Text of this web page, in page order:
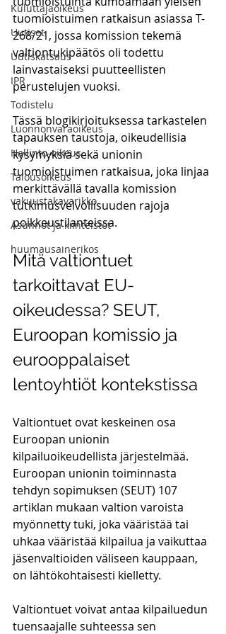
Kuluttajaoikeus
Uutiset
Uutiskatsaus
IPR
Todistelu
Luonnonvaraoikeus
Hallinto-oikeus
Talousoikeus
vakuustakavarikko
Asunnot ja kiinteistöt
huumausainerikos
tuomioistuimen ratkaisun asiassa T-
268/21, jossa komission tekemä
valtiontukipäätös oli todettu
lainvastaiseksi puutteellisten
perustelujen vuoksi.
Tässä blogikirjoituksessa tarkastelen
tapauksen taustoja, oikeudellisia
kysymyksiä sekä unionin
tuomioistuimen ratkaisua, joka linjaa
merkittävällä tavalla komission
tutkimusvelvollisuuden rajoja
poikkeustilanteissa.
Mitä valtiontuet
tarkoittavat EU-
oikeudessa? SEUT,
Euroopan komissio ja
eurooppalaiset
lentoyhtiöt kontekstissa
Valtiontuet ovat keskeinen osa
Euroopan unionin
kilpailuoikeudellista järjestelmää.
Euroopan unionin toiminnasta
tehdyn sopimuksen (SEUT) 107
artiklan mukaan valtion varoista
myönnetty tuki, joka vääristää tai
uhkaa vääristää kilpailua ja vaikuttaa
jäsenvaltioiden väliseen kauppaan,
on lähtökohtaisesti kielletty.
Valtiontuet voivat antaa kilpailuedun
tuensaajalle suhteessa sen